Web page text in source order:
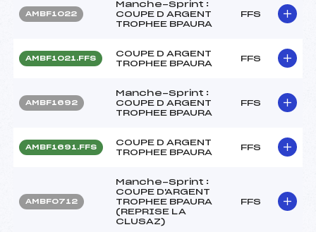
AMBF1022
Manche-Sprint :
COUPE D ARGENT
TROPHEE BPAURA
FFS
AMBF1021.FFS
COUPE D ARGENT
TROPHEE BPAURA
FFS
AMBF1692
Manche-Sprint :
COUPE D ARGENT
TROPHEE BPAURA
FFS
AMBF1691.FFS
COUPE D ARGENT
TROPHEE BPAURA
FFS
AMBF0712
Manche-Sprint :
COUPE D'ARGENT
TROPHEE BPAURA
(REPRISE LA
CLUSAZ)
FFS